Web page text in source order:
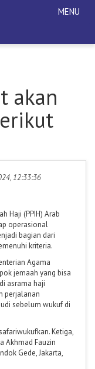
akan
12:33:36
Haji (PPIH) Arab
operasional
bagian dari
kriteria.
Agama
jemaah yang bisa
asrama haji
perjalanan
sebelum wukuf di
Ketiga,
Akhmad Fauzin
Gede, Jakarta,
MENU